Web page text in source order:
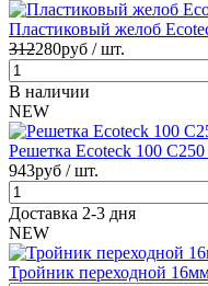
Пластиковый желоб
312280руб / шт.
В наличии
NEW
Решетка Ecoteck 100
943руб / шт.
Доставка 2-3 дня
NEW
Тройник переходной